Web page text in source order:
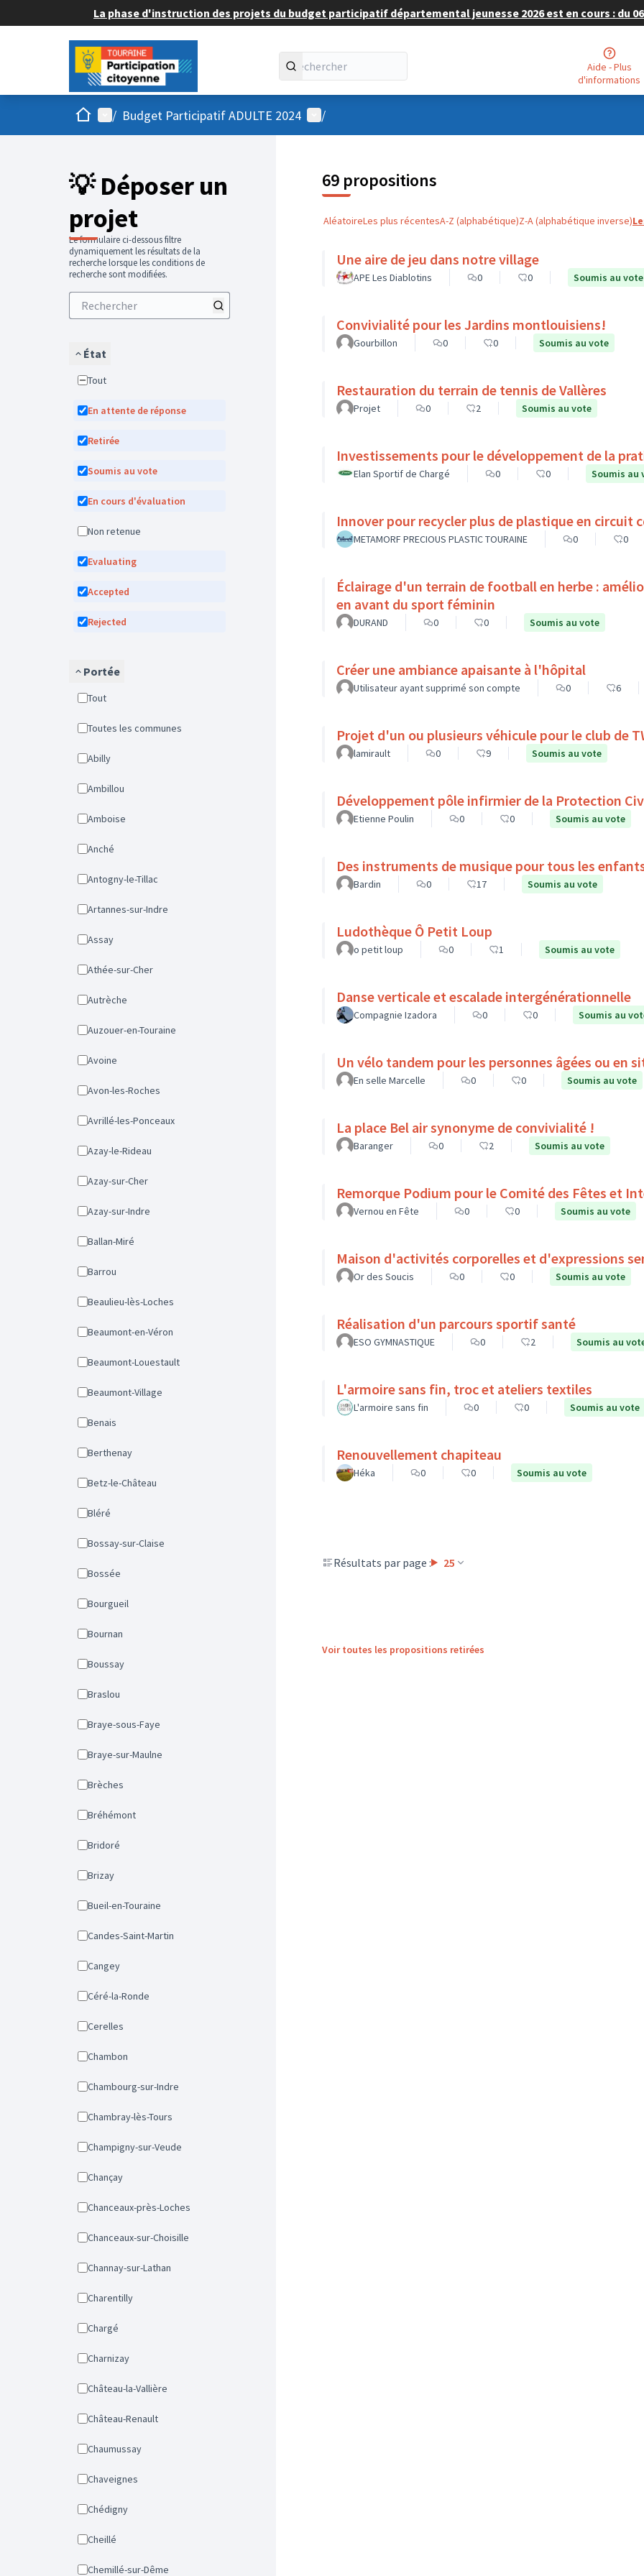
La phase d'instruction des projets du budget participatif départemental jeunesse 2026 est en cours : du
Aide - Plus
d'informations
AccueilMenu principal
/ Budget Participatif ADULTE 2024 Menu utilisateur
/
💡 Déposer un
projet
Le formulaire ci-dessous filtre
dynamiquement les résultats de la
recherche lorsque les conditions de
recherche sont modifiées.
État
Tout
En attente de réponse
Retirée
Soumis au vote
En cours d'évaluation
Non retenue
Evaluating
Accepted
Rejected
Portée
Tout
Toutes les communes
Abilly
Ambillou
Amboise
Anché
Antogny-le-Tillac
Artannes-sur-Indre
Assay
Athée-sur-Cher
Autrèche
Auzouer-en-Touraine
Avoine
Avon-les-Roches
Avrillé-les-Ponceaux
Azay-le-Rideau
Azay-sur-Cher
Azay-sur-Indre
Ballan-Miré
Barrou
Beaulieu-lès-Loches
Beaumont-en-Véron
Beaumont-Louestault
Beaumont-Village
Benais
Berthenay
Betz-le-Château
Bléré
Bossay-sur-Claise
Bossée
Bourgueil
Bournan
Boussay
Braslou
Braye-sous-Faye
Braye-sur-Maulne
Brèches
Bréhémont
Bridoré
Brizay
Bueil-en-Touraine
Candes-Saint-Martin
Cangey
Céré-la-Ronde
Cerelles
Chambon
Chambourg-sur-Indre
Chambray-lès-Tours
Champigny-sur-Veude
Chançay
Chanceaux-près-Loches
Chanceaux-sur-Choisille
Channay-sur-Lathan
Charentilly
Chargé
Charnizay
Château-la-Vallière
Château-Renault
Chaumussay
Chaveignes
Chédigny
Cheillé
Chemillé-sur-Dême
69 propositions
AléatoireLes plus récentesA-Z (alphabétique)Z-A (alphabétique inverse)
Une aire de jeu dans notre village
APE Les Diablotins 0 0 Soumis au vote
Convivialité pour les Jardins montlouisiens!
Gourbillon 0 0 Soumis au vote
Restauration du terrain de tennis de Vallères
Projet 0 2 Soumis au vote
Investissements pour le développement de la
Elan Sportif de Chargé 0 0 Soumis au
Innover pour recycler plus de plastique en circuit
METAMORF PRECIOUS PLASTIC TOURAINE 0 0
Éclairage d'un terrain de football en herbe :
en avant du sport féminin
DURAND 0 0 Soumis au vote
Créer une ambiance apaisante à l'hôpital
Utilisateur ayant supprimé son compte 0 6
Projet d'un ou plusieurs véhicule pour le club de
lamirault 0 9 Soumis au vote
Développement pôle infirmier de la Protection
Etienne Poulin 0 0 Soumis au vote
Des instruments de musique pour tous les
Bardin 0 17 Soumis au vote
Ludothèque Ô Petit Loup
o petit loup 0 1 Soumis au vote
Danse verticale et escalade intergénérationnelle
Compagnie Izadora 0 0 Soumis au
Un vélo tandem pour les personnes âgées ou en
En selle Marcelle 0 0 Soumis au vote
La place Bel air synonyme de convivialité !
Baranger 0 2 Soumis au vote
Remorque Podium pour le Comité des Fêtes et
Vernou en Fête 0 0 Soumis au vote
Maison d'activités corporelles et d'expressions
Or des Soucis 0 0 Soumis au vote
Réalisation d'un parcours sportif santé
ESO GYMNASTIQUE 0 2 Soumis au
L'armoire sans fin, troc et ateliers textiles
L'armoire sans fin 0 0 Soumis au vote
Renouvellement chapiteau
Héka 0 0 Soumis au vote
Résultats par page : 25
Voir toutes les propositions retirées